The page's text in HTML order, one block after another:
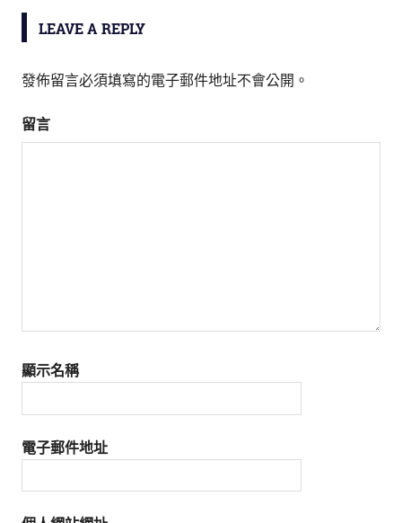
導
LEAVE A REPLY
發佈留言必須填寫的電子郵件地址不會公開。
留言
顯示名稱
電子郵件地址